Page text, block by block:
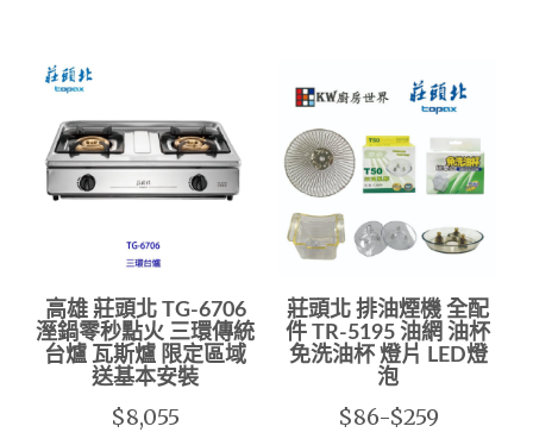
高雄 莊頭北 TG-6706
溼鍋零秒點火 三環傳統
台爐 瓦斯爐 限定區域
送基本安裝
$8,055
莊頭北 排油煙機 全配
件 TR-5195 油網 油杯
免洗油杯 燈片 LED燈
泡
$86-$259